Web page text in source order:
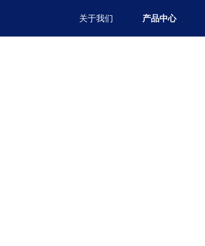
关于我们 产品中心